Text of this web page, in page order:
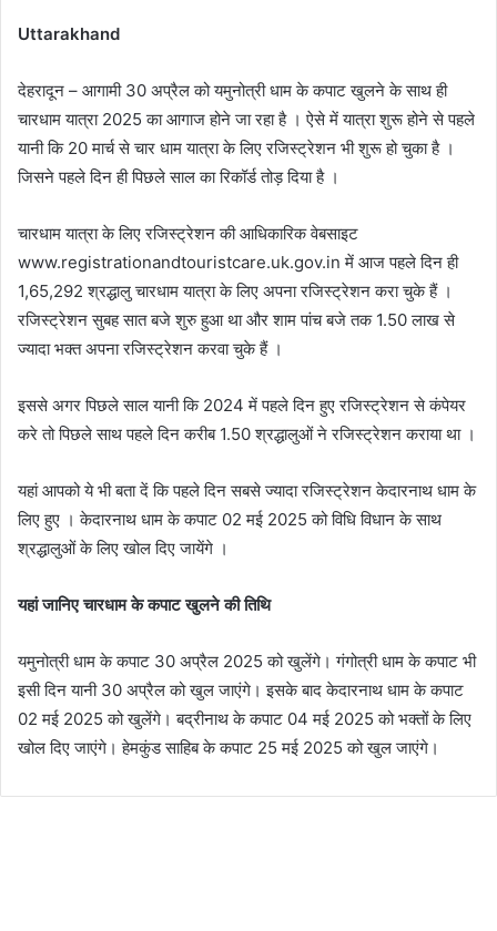
Uttarakhand
देहरादून – आगामी 30 अप्रैल को यमुनोत्री धाम के कपाट खुलने के साथ ही
चारधाम यात्रा 2025 का आगाज होने जा रहा है । ऐसे में यात्रा शुरू होने से पहले
यानी कि 20 मार्च से चार धाम यात्रा के लिए रजिस्ट्रेशन भी शुरू हो चुका है ।
जिसने पहले दिन ही पिछले साल का रिकॉर्ड तोड़ दिया है ।
चारधाम यात्रा के लिए रजिस्ट्रेशन की आधिकारिक वेबसाइट
www.registrationandtouristcare.uk.gov.in में आज पहले दिन ही
1,65,292 श्रद्धालु चारधाम यात्रा के लिए अपना रजिस्ट्रेशन करा चुके हैं ।
रजिस्ट्रेशन सुबह सात बजे शुरु हुआ था और शाम पांच बजे तक 1.50 लाख से
ज्यादा भक्त अपना रजिस्ट्रेशन करवा चुके हैं ।
इससे अगर पिछले साल यानी कि 2024 में पहले दिन हुए रजिस्ट्रेशन से कंपेयर
करे तो पिछले साथ पहले दिन करीब 1.50 श्रद्धालुओं ने रजिस्ट्रेशन कराया था ।
यहां आपको ये भी बता दें कि पहले दिन सबसे ज्यादा रजिस्ट्रेशन केदारनाथ धाम के
लिए हुए । केदारनाथ धाम के कपाट 02 मई 2025 को विधि विधान के साथ
श्रद्धालुओं के लिए खोल दिए जायेंगे ।
यहां जानिए चारधाम के कपाट खुलने की तिथि
यमुनोत्री धाम के कपाट 30 अप्रैल 2025 को खुलेंगे। गंगोत्री धाम के कपाट भी
इसी दिन यानी 30 अप्रैल को खुल जाएंगे। इसके बाद केदारनाथ धाम के कपाट
02 मई 2025 को खुलेंगे। बद्रीनाथ के कपाट 04 मई 2025 को भक्तों के लिए
खोल दिए जाएंगे। हेमकुंड साहिब के कपाट 25 मई 2025 को खुल जाएंगे।